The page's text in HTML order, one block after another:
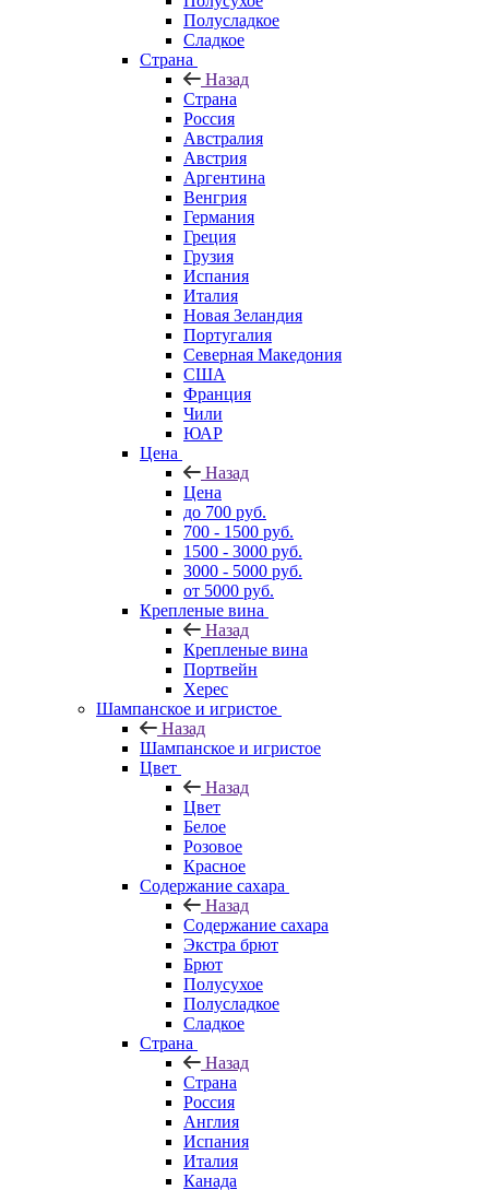
Полусладкое
Сладкое
Страна
Назад
Страна
Россия
Австралия
Австрия
Аргентина
Венгрия
Германия
Греция
Грузия
Испания
Италия
Новая Зеландия
Португалия
Северная Македония
США
Франция
Чили
ЮАР
Цена
Назад
Цена
до 700 руб.
700 - 1500 руб.
1500 - 3000 руб.
3000 - 5000 руб.
от 5000 руб.
Крепленые вина
Назад
Крепленые вина
Портвейн
Херес
Шампанское и игристое
Назад
Шампанское и игристое
Цвет
Назад
Цвет
Белое
Розовое
Красное
Содержание сахара
Назад
Содержание сахара
Экстра брют
Брют
Полусухое
Полусладкое
Сладкое
Страна
Назад
Страна
Россия
Англия
Испания
Италия
Канада